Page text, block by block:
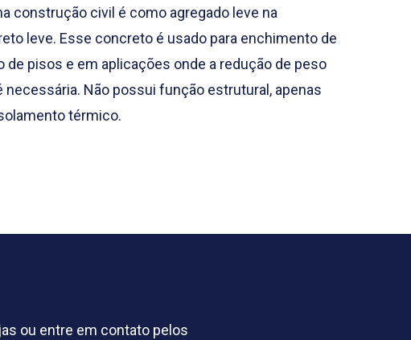
construção civil é como agregado leve na
leve. Esse concreto é usado para enchimento de
de pisos e em aplicações onde a redução de peso
necessária. Não possui função estrutural, apenas
térmico.
ou entre em contato pelos